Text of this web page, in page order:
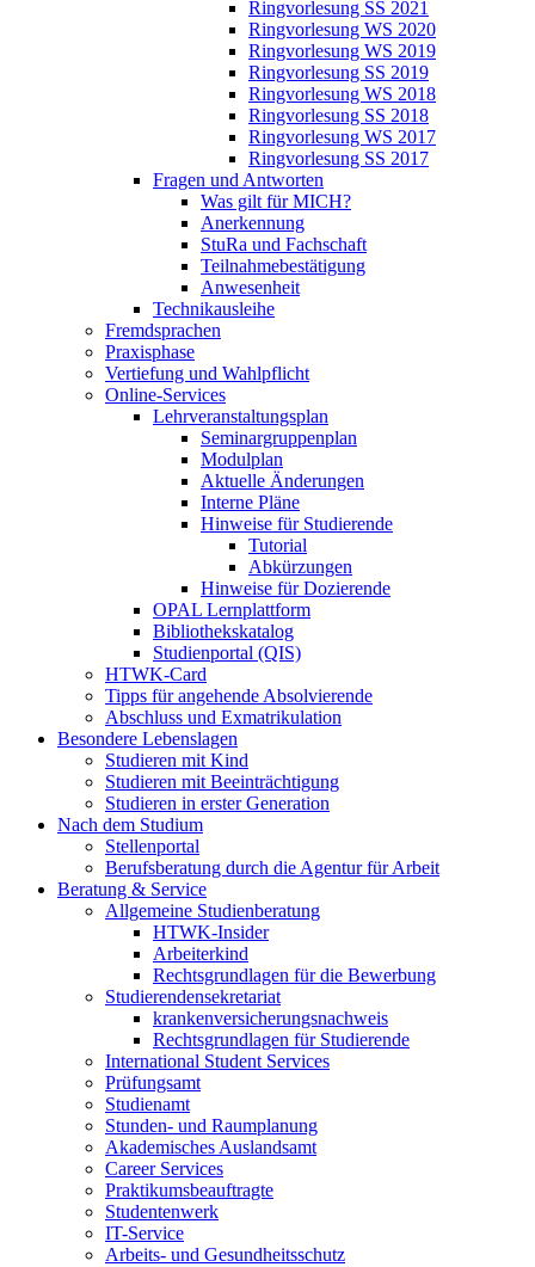
Ringvorlesung SS 2021
Ringvorlesung WS 2020
Ringvorlesung WS 2019
Ringvorlesung SS 2019
Ringvorlesung WS 2018
Ringvorlesung SS 2018
Ringvorlesung WS 2017
Ringvorlesung SS 2017
Fragen und Antworten
Was gilt für MICH?
Anerkennung
StuRa und Fachschaft
Teilnahmebestätigung
Anwesenheit
Technikausleihe
Fremdsprachen
Praxisphase
Vertiefung und Wahlpflicht
Online-Services
Lehrveranstaltungsplan
Seminargruppenplan
Modulplan
Aktuelle Änderungen
Interne Pläne
Hinweise für Studierende
Tutorial
Abkürzungen
Hinweise für Dozierende
OPAL Lernplattform
Bibliothekskatalog
Studienportal (QIS)
HTWK-Card
Tipps für angehende Absolvierende
Abschluss und Exmatrikulation
Besondere Lebenslagen
Studieren mit Kind
Studieren mit Beeinträchtigung
Studieren in erster Generation
Nach dem Studium
Stellenportal
Berufsberatung durch die Agentur für Arbeit
Beratung & Service
Allgemeine Studienberatung
HTWK-Insider
Arbeiterkind
Rechtsgrundlagen für die Bewerbung
Studierendensekretariat
krankenversicherungsnachweis
Rechtsgrundlagen für Studierende
International Student Services
Prüfungsamt
Studienamt
Stunden- und Raumplanung
Akademisches Auslandsamt
Career Services
Praktikumsbeauftragte
Studentenwerk
IT-Service
Arbeits- und Gesundheitsschutz